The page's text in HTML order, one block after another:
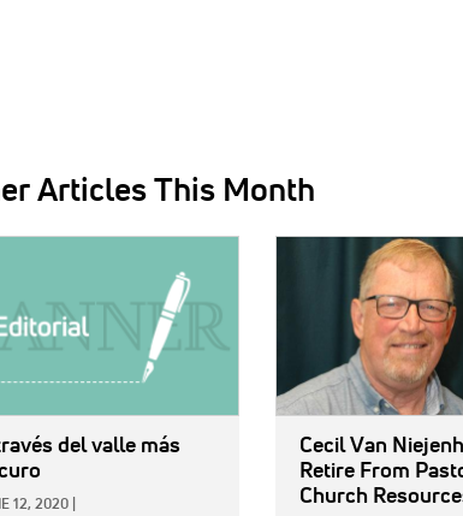
Articles This Month
del valle más
12, 2020
Cecil Van
Retire From
Church